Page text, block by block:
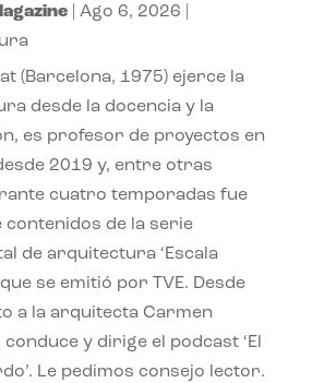
| Ago 6, 2026
(Barcelona, 1975) ejerce la
desde la docencia y la
es profesor de proyectos en
desde 2019 y, entre otras
cuatro temporadas fue
contenidos de la serie
de arquitectura ‘Escala
que se emitió por TVE. Desde
a la arquitecta Carmen
conduce y dirige el podcast ‘El
Le pedimos consejo lector.